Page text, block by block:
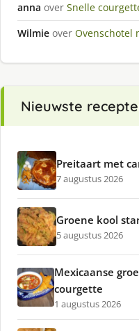
anna over Snelle
Wilmie over Ovenschotel
Nieuwste
Preitaart met
7 augustus 2026
Groene kool
5 augustus 2026
Mexicaanse
courgette
1 augustus 2026